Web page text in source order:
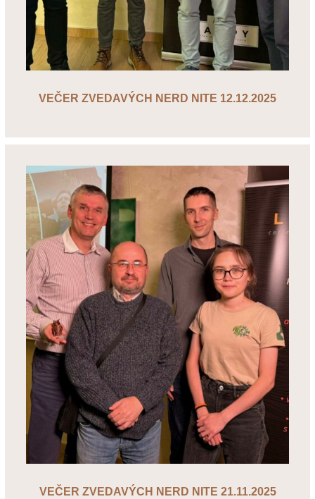
VEČER ZVEDAVÝCH NERD NITE 12.12.2025
VEČER ZVEDAVÝCH NERD NITE 21.11.2025